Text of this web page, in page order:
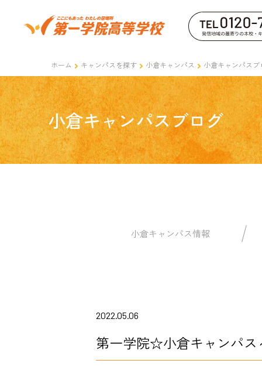
ホーム キャンパスを探す 小倉キャンパス 小倉キャンパスブ
小倉キャンパスブログ
小倉キャンパス情報
2022.05.06
第一学院☆小倉キャンパス